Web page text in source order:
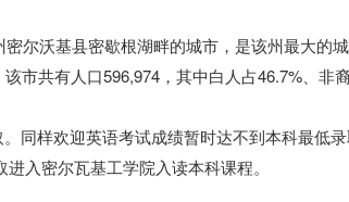
尔沃基县密歇根湖畔的城市，是该州最大的
市共有人口596,974，其中白人占46.7%、非
同样欢迎英语考试成绩暂时达不到本科最低
入密尔瓦基工学院入读本科课程。